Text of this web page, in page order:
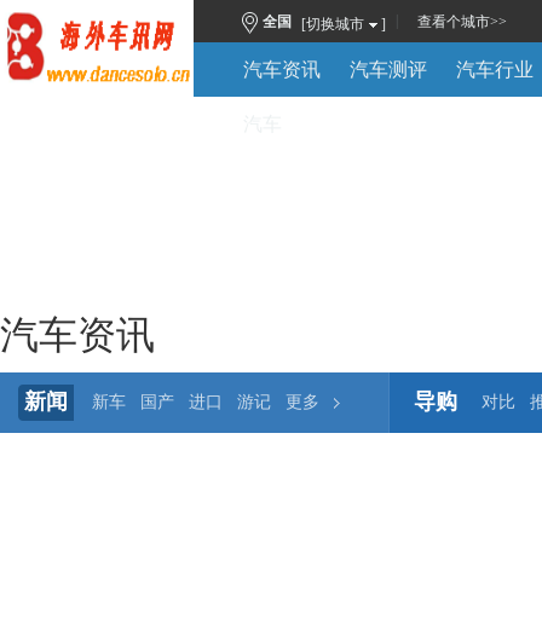
全国 [切换城市 ] 查看个城市>>
汽车资讯 汽车测评 汽车行业
汽车资讯
新闻 新车 国产 进口 游记 更多 导购 对比